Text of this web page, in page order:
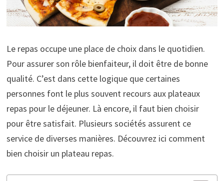
Le repas occupe une place de choix dans le quotidien.
Pour assurer son rôle bienfaiteur, il doit être de bonne
qualité. C’est dans cette logique que certaines
personnes font le plus souvent recours aux plateaux
repas pour le déjeuner. Là encore, il faut bien choisir
pour être satisfait. Plusieurs sociétés assurent ce
service de diverses manières. Découvrez ici comment
bien choisir un plateau repas.